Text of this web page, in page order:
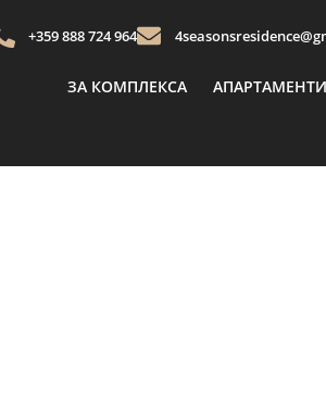
+359 888 724 964
ЗА КОМПЛЕКСА АПАРТАМЕНТИ